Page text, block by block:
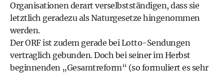
Organisationen derart verselbstständigen, dass sie
letztlich geradezu als Naturgesetze hingenommen
werden.
Der ORF ist zudem gerade bei Lotto-Sendungen
vertraglich gebunden. Doch bei seiner im Herbst
beginnenden „Gesamtreform“ (so formuliert es sehr